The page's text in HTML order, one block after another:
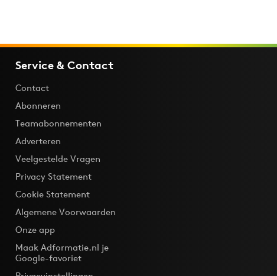
Service & Contact
Contact
Abonneren
Teamabonnementen
Adverteren
Veelgestelde Vragen
Privacy Statement
Cookie Statement
Algemene Voorwaarden
Onze app
Maak Adformatie.nl je
Google-favoriet